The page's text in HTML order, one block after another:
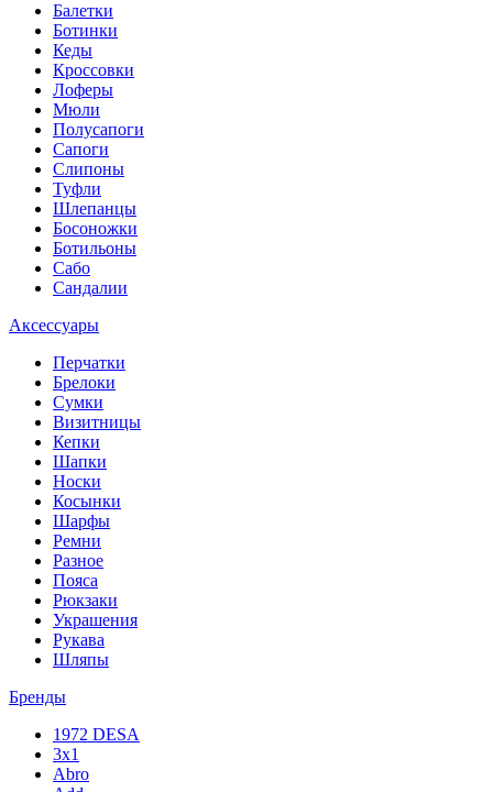
Балетки
Ботинки
Кеды
Кроссовки
Лоферы
Мюли
Полусапоги
Сапоги
Слипоны
Туфли
Шлепанцы
Босоножки
Ботильоны
Сабо
Сандалии
Аксессуары
Перчатки
Брелоки
Сумки
Визитницы
Кепки
Шапки
Носки
Косынки
Шарфы
Ремни
Разное
Пояса
Рюкзаки
Украшения
Рукава
Шляпы
Бренды
1972 DESA
3x1
Abro